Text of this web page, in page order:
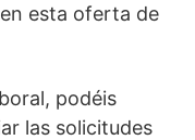
esta oferta de
podéis
las solicitudes